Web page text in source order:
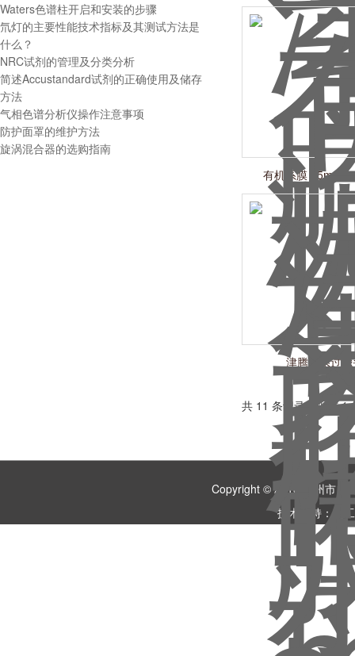
Waters色谱柱开启和安装的步骤
氘灯的主要性能技术指标及其测试方法是
什么？
NRC试剂的管理及分类分析
简述Accustandard试剂的正确使用及储存
方法
气相色谱分析仪操作注意事项
防护面罩的维护方法
旋涡混合器的选购指南
有机系膜
津腾水系过
共 11 条记录，当前
Copyright © 2018 广州市
技术支持：化